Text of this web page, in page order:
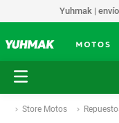
Yuhmak |
Store Motos